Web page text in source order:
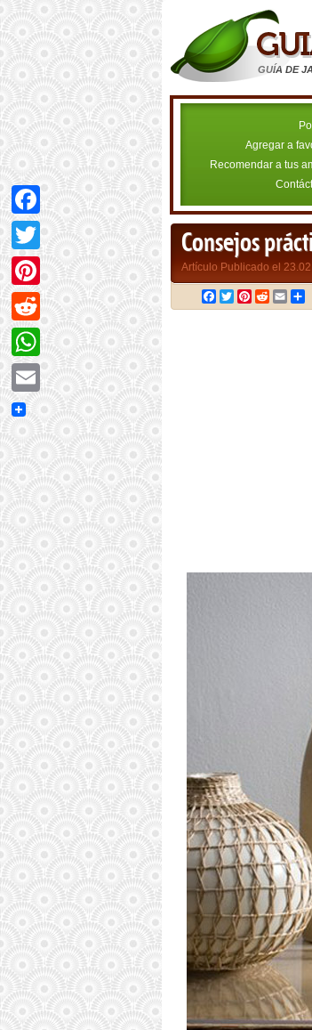
GUÍA DE
Agregar a
Recomendar a tus
Consejos
Artículo Publicado el
Facebook
TwitterPinterest
RedditEmail
Facebook
Twitter
Pinterest
Reddit
WhatsApp
Email